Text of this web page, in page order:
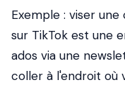
Exemple : viser
sur TikTok est une
ados via une
coller à l'endroit où